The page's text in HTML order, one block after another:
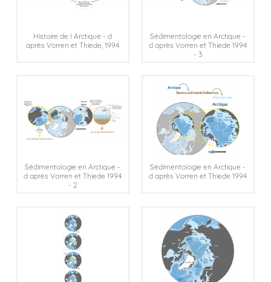
Histoire de l Arctique - d
après Vorren et Thiede, 1994
Sédimentologie en Arctique -
d après Vorren et Thiede 1994
- 3
Sédimentologie en Arctique -
d après Vorren et Thiede 1994
- 2
Sédimentologie en Arctique -
d après Vorren et Thiede 1994